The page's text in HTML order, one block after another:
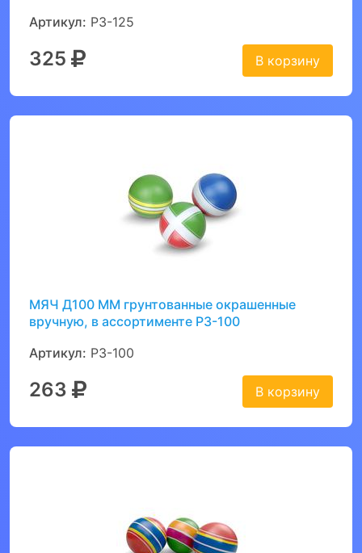
Артикул: Р3-125
325 В корзину
МЯЧ Д100 ММ грунтованные окрашенные
вручную, в ассортименте Р3-100
Артикул: Р3-100
263 В корзину